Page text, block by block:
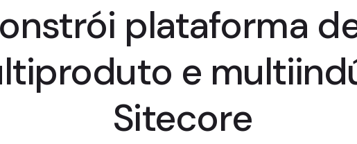
plataforma
e
Sitecore